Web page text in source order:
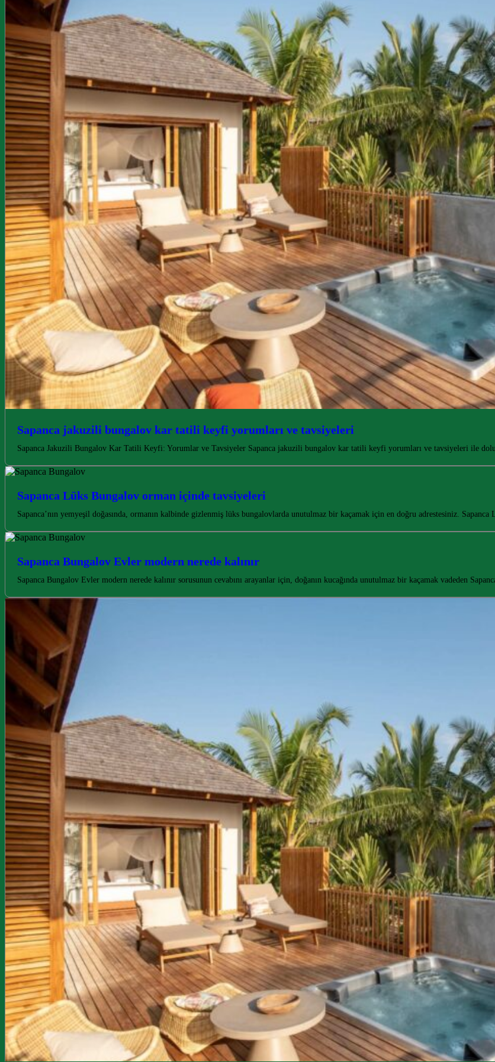
Sapanca jakuzili bungalov kar tatili keyfi yorumları ve tavsiyeleri
Sapanca Jakuzili Bungalov Kar Tatili Keyfi: Yorumlar ve Tavsiyeler Sapanca jakuzili bungalov kar tatili keyfi yorumları ve tavsiyeleri ile
Sapanca Lüks Bungalov orman içinde tavsiyeleri
Sapanca’nın yemyeşil doğasında, ormanın kalbinde gizlenmiş lüks bungalovlarda unutulmaz bir kaçamak için en doğru adrestesiniz.
Sapanca Bungalov Evler modern nerede kalınır
Sapanca Bungalov Evler modern nerede kalınır sorusunun cevabını arayanlar için, doğanın kucağında unutulmaz bir kaçamak vadeden